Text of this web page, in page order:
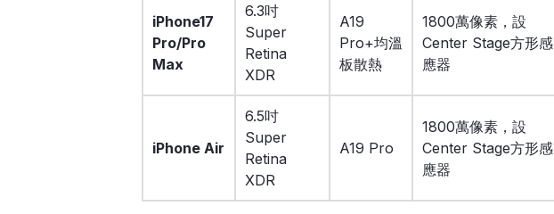
iPhone17
Pro/Pro
Max
6.3吋
Super
Retina
XDR
A19
Pro+均溫
板散熱
1800萬像素，設
Center Stage方形感
應器
iPhone Air
6.5吋
Super
Retina
XDR
A19 Pro
1800萬像素，設
Center Stage方形感
應器